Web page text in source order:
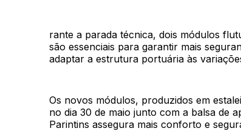
rante a parada técnica, dois módulos
são essenciais para garantir mais
adaptar a estrutura portuária às
Os novos módulos, produzidos em
no dia 30 de maio junto com a balsa de
Parintins assegura mais conforto e